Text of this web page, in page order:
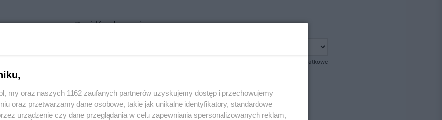
Znajdź ogłoszenie
pokaż opcje dodatkowe
my oraz naszych 1162 zaufanych partnerów uzyskujemy dostęp i przechowujemy
oraz przetwarzamy dane osobowe, takie jak unikalne identyfikatory, standardowe
urządzenie czy dane przeglądania w celu zapewniania spersonalizowanych reklam,